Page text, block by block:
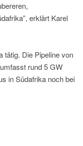
erklärt Karel
tätig. Die Pipeline von
rund 5 GW
in Südafrika noch bei